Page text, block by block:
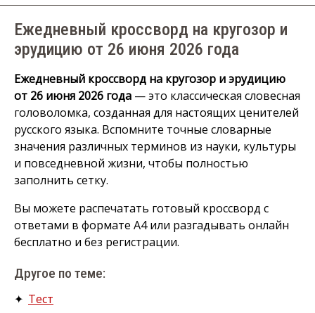
Ежедневный кроссворд на кругозор и
эрудицию от 26 июня 2026 года
Ежедневный кроссворд на кругозор и эрудицию
от 26 июня 2026 года — это классическая словесная
головоломка, созданная для настоящих ценителей
русского языка. Вспомните точные словарные
значения различных терминов из науки, культуры
и повседневной жизни, чтобы полностью
заполнить сетку.
Вы можете распечатать готовый кроссворд с
ответами в формате А4 или разгадывать онлайн
бесплатно и без регистрации.
Другое по теме:
✦ Тест